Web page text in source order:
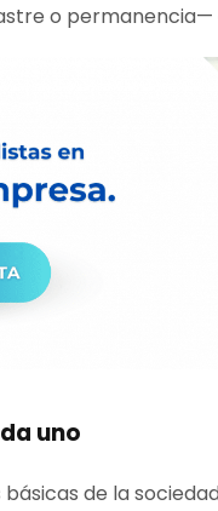
o permanencia—
uno
de la